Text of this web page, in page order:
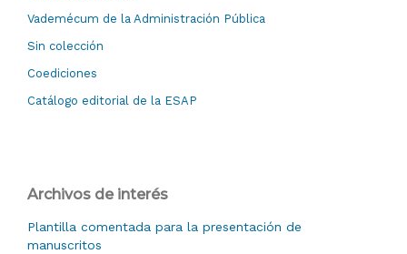
Vademécum de la Administración Pública
Sin colección
Coediciones
Catálogo editorial de la ESAP
Archivos de interés
Plantilla comentada para la presentación de
manuscritos